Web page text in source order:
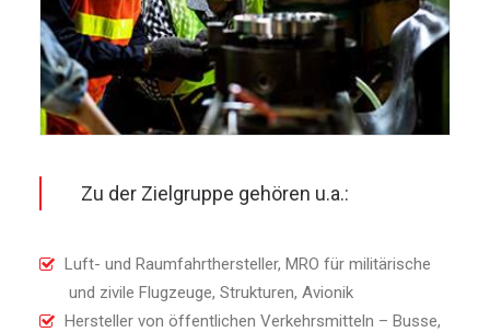
Zu der Zielgruppe gehören u.a.:
Luft- und Raumfahrthersteller, MRO für militärische
und zivile Flugzeuge, Strukturen, Avionik
Hersteller von öffentlichen Verkehrsmitteln – Busse,